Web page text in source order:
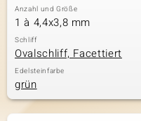
Anzahl und Größe
1 à 4,4x3,8 mm
Schliff
Ovalschliff, Facettiert
Edelsteinfarbe
grün